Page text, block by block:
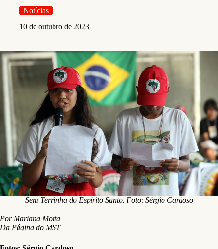
Notícias
10 de outubro de 2023
Sem Terrinha do Espírito Santo. Foto: Sérgio Cardoso
Por Mariana Motta
Da Página do MST